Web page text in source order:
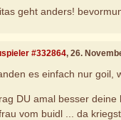
geht anders!
#332864, 26.
es einfach nur goil,
DU amal besser deine
vom buidl ... da